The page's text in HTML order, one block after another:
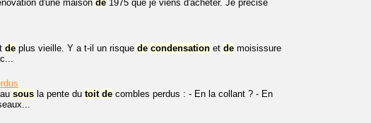
d'une maison de 1975 que je viens d'acheter. Je précise
de plus vieille. Y a t-il un risque de condensation et de moisissure
sous la pente du toit de combles perdus : - En la collant ? - En